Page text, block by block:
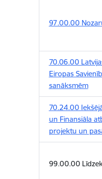
97.00.00
70.06.00
Eiropas
sanāksmēm
70.24.00
un Finansiāla
projektu un
99.00.00